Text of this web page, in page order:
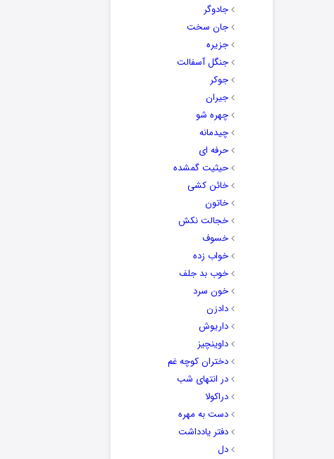
جادوگر
جان سخت
جزیره
جنگل آسفالت
جوکر
جیران
چهره شو
چیدمانه
حرفه ای
حیثیت گمشده
خائن کشی
خاتون
خجالت نکش
خسوف
خواب زده
خوب بد جلف
خون سرد
دادزن
داریوش
داوینچیز
دختران کوچه غم
در انتهای شب
دراکولا
دست به مهره
دفتر یادداشت
دل